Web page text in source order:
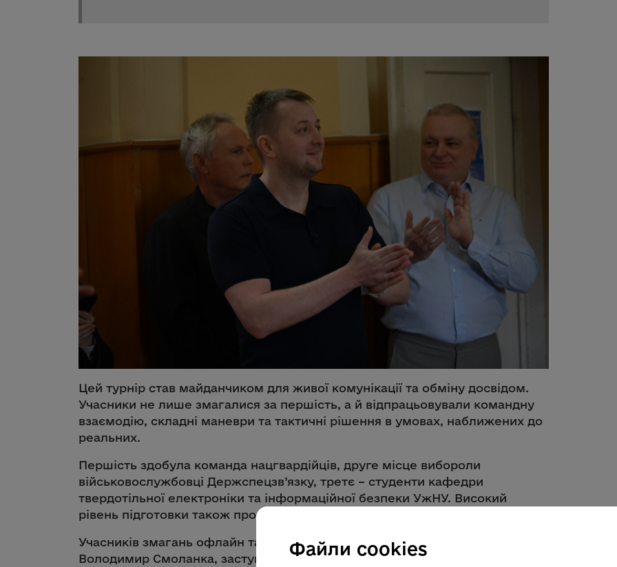
Цей турнір став майданчиком для живої комунікації та обміну досвідом.
Учасники не лише змагалися за першість, а й відпрацьовували командну
взаємодію, складні маневри та тактичні рішення в умовах, наближених до
реальних.
Першість здобула команда нацгвардійців, друге місце вибороли
військовослужбовці Держспецзв’язку, третє – студенти кафедри
твердотільної електроніки та інформаційної безпеки УжНУ. Високий
рівень підготовки також продемонстрували закарпатські патрульні.
Учасників змагань офлайн та онлайн підтримували ректор УжНУ
Володимир Смоланка, заступник міністра молоді та спорту Віталій Лавров,
Файли cookies